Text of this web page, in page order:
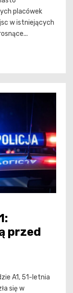
placówek
w istniejących
przed
A1, 51-letnia
się w